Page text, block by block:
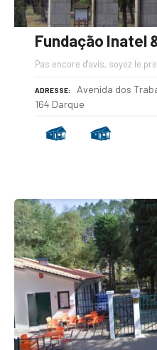
Fundação Inatel
Pas encore d'avis, soyez le
ADRESSE
Avenida dos
164 Darque